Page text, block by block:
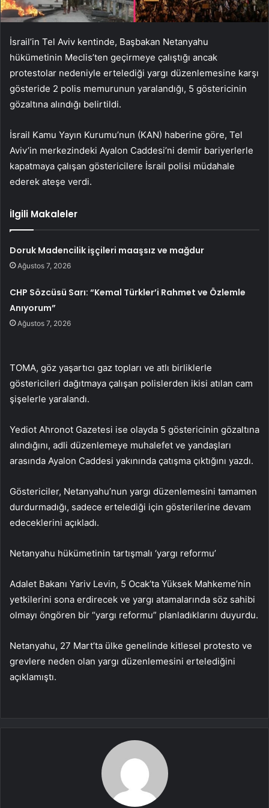
İsrail’in Tel Aviv kentinde, Başbakan Netanyahu
hükümetinin Meclis’ten geçirmeye çalıştığı ancak
protestolar nedeniyle ertelediği yargı düzenlemesine karşı
gösteride 2 polis memurunun yaralandığı, 5 göstericinin
gözaltına alındığı belirtildi.
İsrail Kamu Yayın Kurumu’nun (KAN) haberine göre, Tel
Aviv’in merkezindeki Ayalon Caddesi’ni demir bariyerlerle
kapatmaya çalışan göstericilere İsrail polisi müdahale
ederek ateşe verdi.
İlgili Makaleler
Doruk Madencilik işçileri maaşsız ve mağdur
Ağustos 7, 2026
CHP Sözcüsü Sarı: “Kemal Türkler’i Rahmet ve Özlemle
Anıyorum”
Ağustos 7, 2026
TOMA, göz yaşartıcı gaz topları ve atlı birliklerle
göstericileri dağıtmaya çalışan polislerden ikisi atılan cam
şişelerle yaralandı.
Yediot Ahronot Gazetesi ise olayda 5 göstericinin gözaltına
alındığını, adli düzenlemeye muhalefet ve yandaşları
arasında Ayalon Caddesi yakınında çatışma çıktığını yazdı.
Göstericiler, Netanyahu’nun yargı düzenlemesini tamamen
durdurmadığı, sadece ertelediği için gösterilerine devam
edeceklerini açıkladı.
Netanyahu hükümetinin tartışmalı ‘yargı reformu’
Adalet Bakanı Yariv Levin, 5 Ocak’ta Yüksek Mahkeme’nin
yetkilerini sona erdirecek ve yargı atamalarında söz sahibi
olmayı öngören bir “yargı reformu” planladıklarını duyurdu.
Netanyahu, 27 Mart’ta ülke genelinde kitlesel protesto ve
grevlere neden olan yargı düzenlemesini ertelediğini
açıklamıştı.